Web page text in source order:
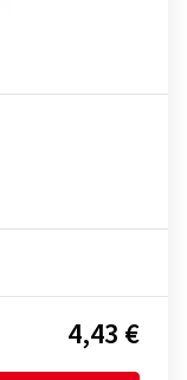
4,43 €